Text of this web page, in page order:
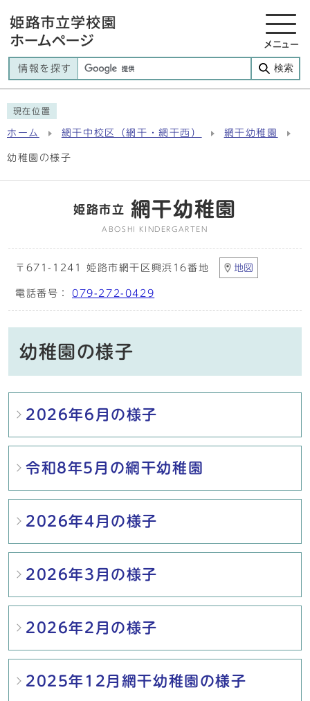
メニュー
情報を探す 検索
現在位置
ホーム 網干中校区（網干・網干西） 網干幼稚園
幼稚園の様子
姫路市立 網干幼稚園
ABOSHI KINDERGARTEN
〒671-1241 姫路市網干区興浜16番地 地図
電話番号： 079-272-0429
幼稚園の様子
メインメニュー
2026年6月の様子
令和8年5月の網干幼稚園
2026年4月の様子
2026年3月の様子
2026年2月の様子
2025年12月網干幼稚園の様子